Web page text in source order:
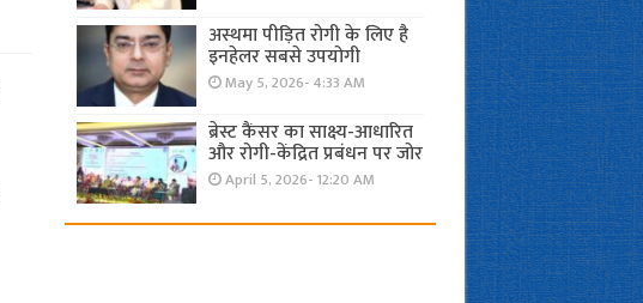
अस्थमा पीड़ित रोगी के लिए है
इनहेलर सबसे उपयोगी
May 5, 2026- 4:33 AM
ब्रेस्ट कैंसर का साक्ष्य-आधारित
और रोगी-केंद्रित प्रबंधन पर जोर
April 5, 2026- 12:20 AM